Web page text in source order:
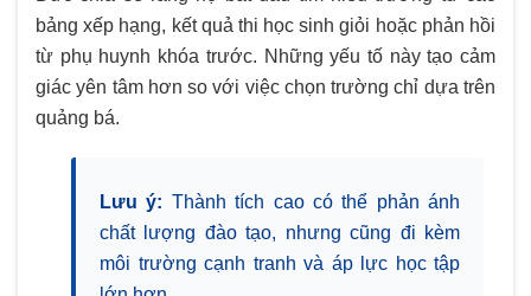
bảng xếp hạng, kết quả thi học sinh giỏi hoặc phản hồi
từ phụ huynh khóa trước. Những yếu tố này tạo cảm
giác yên tâm hơn so với việc chọn trường chỉ dựa trên
quảng bá.
Lưu ý: Thành tích cao có thể phản ánh
chất lượng đào tạo, nhưng cũng đi kèm
môi trường cạnh tranh và áp lực học tập